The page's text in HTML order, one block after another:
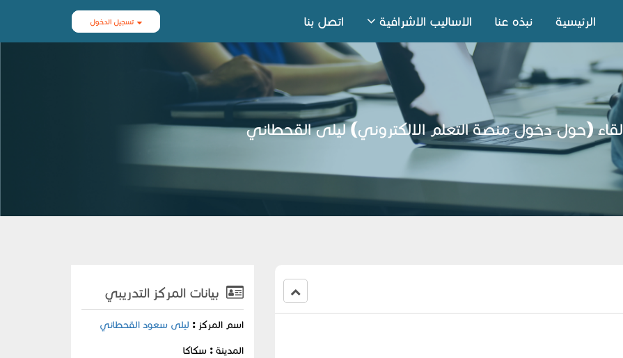
الرئيسية نبذه عنا الاساليب الاشرافية اتصل بنا تسجيل الدخول
لقاء (حول دخول منصة التعلم الالكتروني) ليلى القحطاني
بيانات المركز التدريبي
اسم المركز : ليلى سعود القحطاني
المدينة : سكاكا